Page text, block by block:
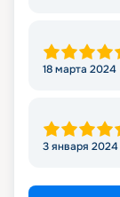
18 марта 2024
3 января 2024